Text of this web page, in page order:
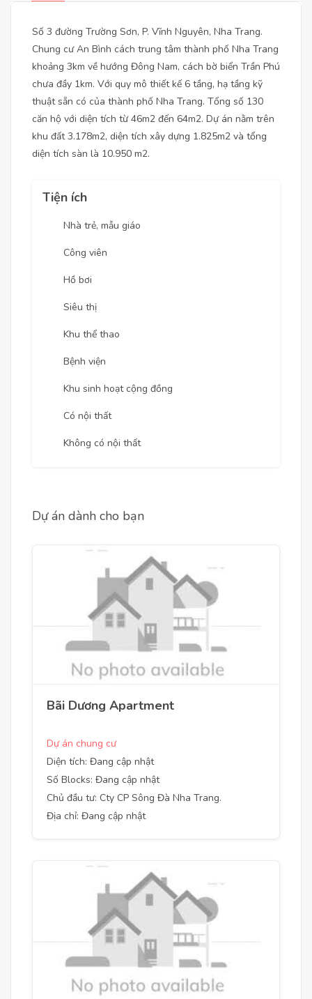
Số 3 đường Trường Sơn, P. Vĩnh Nguyên, Nha Trang.
Chung cư An Bình cách trung tâm thành phố Nha Trang
khoảng 3km về hướng Đông Nam, cách bờ biển Trần Phú
chưa đầy 1km. Với quy mô thiết kế 6 tầng, hạ tầng kỹ
thuật sẵn có của thành phố Nha Trang. Tổng số 130
căn hộ với diện tích từ 46m2 đến 64m2. Dự án nằm trên
khu đất 3.178m2, diện tích xây dựng 1.825m2 và tổng
diện tích sàn là 10.950 m2.
Tiện ích
Nhà trẻ, mẫu giáo
Công viên
Hồ bơi
Siêu thị
Khu thể thao
Bệnh viện
Khu sinh hoạt cộng đồng
Có nội thất
Không có nội thất
Dự án dành cho bạn
Bãi Dương Apartment
Dự án chung cư
Diện tích: Đang cập nhật
Số Blocks: Đang cập nhật
Chủ đầu tư: Cty CP Sông Đà Nha Trang.
Địa chỉ: Đang cập nhật